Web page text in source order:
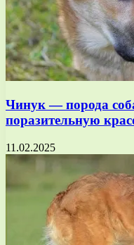
Чинук — порода
поразительную
11.02.2025